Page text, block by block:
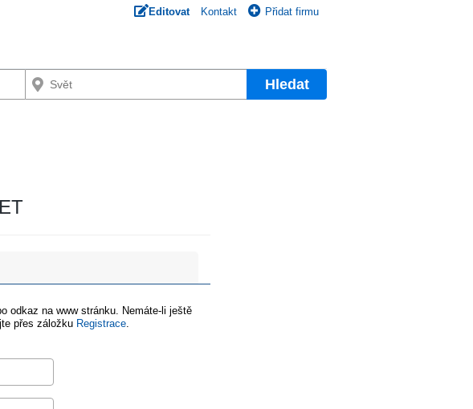
Editovat Kontakt Přidat firmu
Hledat
odkaz na www stránku. Nemáte-li ještě
přes záložku Registrace